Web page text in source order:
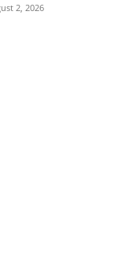
2, 2026